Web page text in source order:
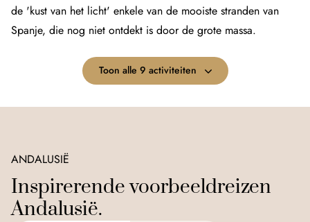
de 'kust van het licht' enkele van de mooiste stranden van
Spanje, die nog niet ontdekt is door de grote massa.
Toon alle 9 activiteiten
ANDALUSIË
Inspirerende voorbeeldreizen
Andalusië.